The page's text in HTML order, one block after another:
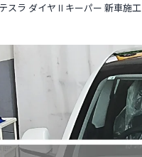
テスラ ダイヤⅡキーパー 新車施工